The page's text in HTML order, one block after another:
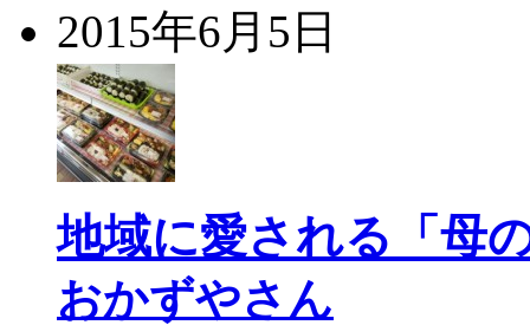
2015年6月5日
地域に愛される「母
おかずやさん